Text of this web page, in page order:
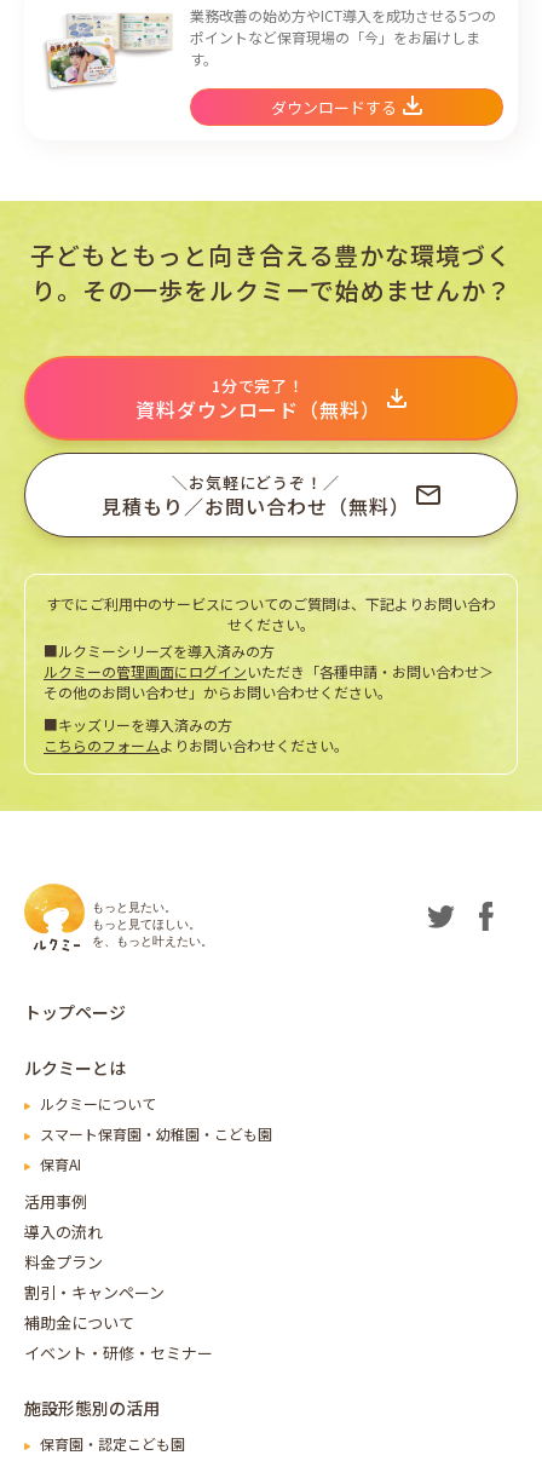
業務改善の始め方やICT導入を成功させる5つの
ポイントなど保育現場の「今」をお届けしま
す。
ダウンロードする
子どもともっと向き合える豊かな環境づく
り。 その一歩をルクミーで始めませんか？
1分で完了！
資料ダウンロード（無料）
＼お気軽にどうぞ！／
見積もり／お問い合わせ（無料）
すでにご利用中のサービスについてのご質問は、下記よりお問い合わ
せください。
■ルクミーシリーズを導入済みの方
ルクミーの管理画面にログインいただき「各種申請・お問い合わせ＞
その他のお問い合わせ」からお問い合わせください。
■キッズリーを導入済みの方
こちらのフォームよりお問い合わせください。
もっと見たい。
もっと見てほしい。
を、もっと叶えたい。
トップページ
ルクミーとは
ルクミーについて
スマート保育園・幼稚園・こども園
保育AI
活用事例
導入の流れ
料金プラン
割引・キャンペーン
補助金について
イベント・研修・セミナー
施設形態別の活用
保育園・認定こども園